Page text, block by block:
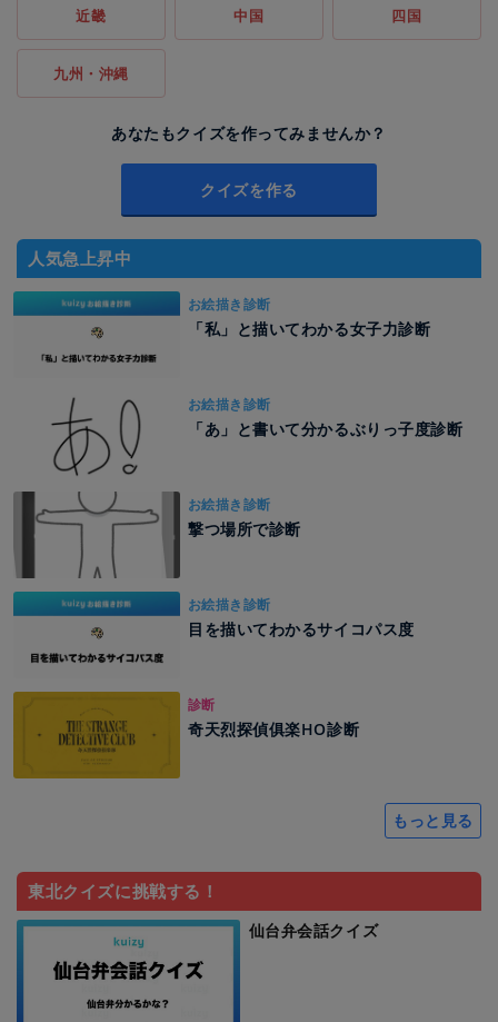
近畿 中国 四国
九州・沖縄
あなたもクイズを作ってみませんか？
クイズを作る
人気急上昇中
お絵描き診断
「私」と描いてわかる女子力診断
お絵描き診断
「あ」と書いて分かるぶりっ子度診断
お絵描き診断
撃つ場所で診断
お絵描き診断
目を描いてわかるサイコパス度
診断
奇天烈探偵俱楽HO診断
もっと見る
東北クイズに挑戦する！
仙台弁会話クイズ